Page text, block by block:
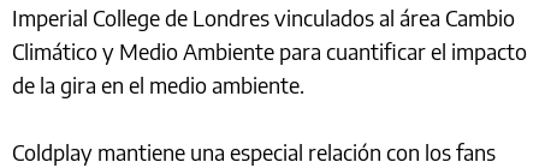
Imperial College de Londres vinculados al área Cambio
Climático y Medio Ambiente para cuantificar el impacto
de la gira en el medio ambiente.
Coldplay mantiene una especial relación con los fans